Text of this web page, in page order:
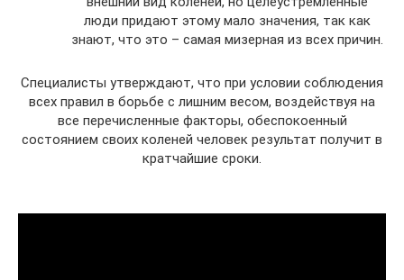
люди придают этому мало значения, так как
знают, что это – самая мизерная из всех причин.
Специалисты утверждают, что при условии соблюдения
всех правил в борьбе с лишним весом, воздействуя на
все перечисленные факторы, обеспокоенный
состоянием своих коленей человек результат получит в
кратчайшие сроки.